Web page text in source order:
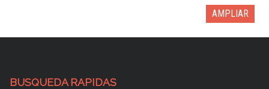
AMPLIAR
BUSQUEDA RAPIDAS